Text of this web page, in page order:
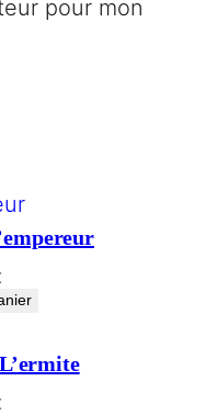
pour mon